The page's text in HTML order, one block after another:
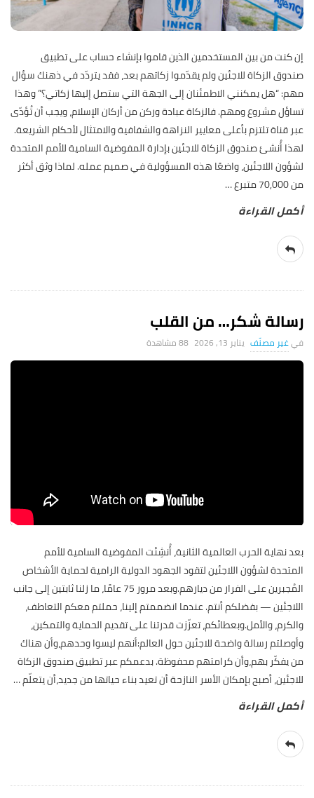
إن كنت من بين المستخدمين الذين قاموا بإنشاء حساب على تطبيق
صندوق الزكاة للاجئين ولم يقدّموا زكاتهم بعد، فقد يتردّد في ذهنك سؤال
مهم: “هل يمكنني الاطمئنان إلى الجهة التي ستصل إليها زكاتي؟” وهذا
تساؤل مشروع ومهم. فالزكاة عبادة وركن من أركان الإسلام، ويجب أن تُؤدّى
عبر قناة تلتزم بأعلى معايير النزاهة والشفافية والامتثال لأحكام الشريعة.
لهذا أُنشئ صندوق الزكاة للاجئين بإدارة المفوضية السامية للأمم المتحدة
لشؤون اللاجئين، واضعًا هذه المسؤولية في صميم عمله. لماذا وثق أكثر
من 70,000 متبرع
…
رسالة شكر… من القلب
غير مصنّف يناير 13, 2026 88 ‎مشاهدة
بعد نهاية الحرب العالمية الثانية، أُنشِئت المفوضية السامية للأمم
المتحدة لشؤون اللاجئين لتقود الجهود الدولية الرامية لحماية الأشخاص
المُجبرين على الفرار من ديارهم.وبعد مرور 75 عامًا، ما زلنا ثابتين إلى جانب
اللاجئين — بفضلكم أنتم. عندما انضممتم إلينا، حملتم معكم التعاطف،
والكرم، والأمل.وبعطائكم، تعزّزت قدرتنا على تقديم الحماية والتمكين،
وأوصلتم رسالة واضحة للاجئين حول العالم:أنهم ليسوا وحدهم،وأن هناك
من يفكّر بهم،وأن كرامتهم محفوظة. بدعمكم عبر تطبيق صندوق الزكاة
للاجئين، أصبح بإمكان الأسر النازحة أن تعيد بناء حياتها من جديد،أن يتعلّم…